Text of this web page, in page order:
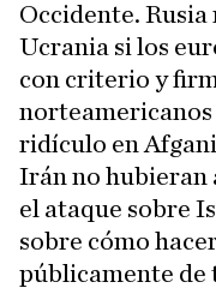
Occidente. Rusia
Ucrania si los
con criterio y
norteamericanos
ridículo en
Irán no hubieran
el ataque sobre
sobre cómo
públicamente de